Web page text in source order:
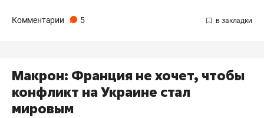
Комментарии 5
Макрон: Франция не хочет, чтобы
конфликт на Украине стал
мировым